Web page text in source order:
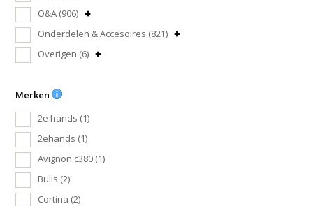
O&A (906)
Onderdelen & Accesoires (821)
Overigen (6)
Merken
2e hands (1)
2ehands (1)
Avignon c380 (1)
Bulls (2)
Cortina (2)